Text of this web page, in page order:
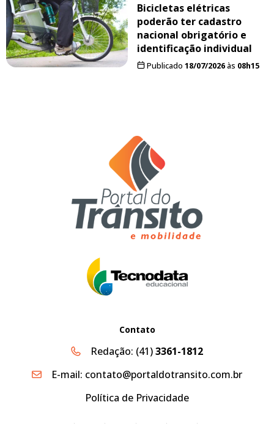
Bicicletas elétricas
poderão ter cadastro
nacional obrigatório e
identificação individual
Publicado 18/07/2026às 08h15
Contato
Redação: (41)3361-1812
E-mail: contato@portaldotransito.com.br
Política de Privacidade